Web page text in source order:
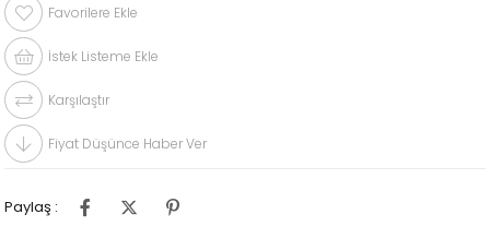
Favorilere Ekle
İstek Listeme Ekle
Karşılaştır
Fiyat Düşünce Haber Ver
Paylaş :